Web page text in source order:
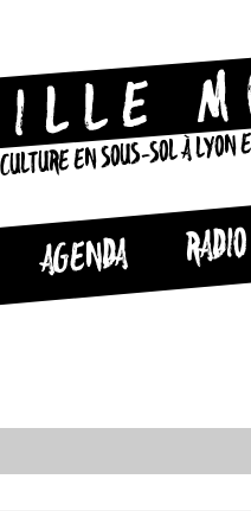
CULTURE EN SOUS-SOL À
AGENDA RADIO